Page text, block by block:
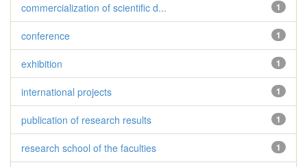
1
commercialization of scientific d...
1
conference
1
exhibition
1
international projects
1
publication of research results
1
research school of the faculties